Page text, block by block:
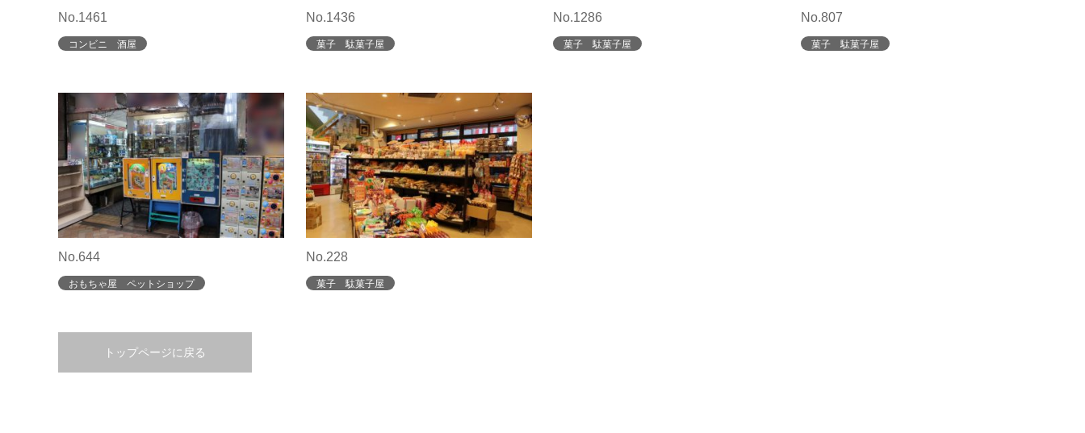
No.1461
コンビニ 酒屋
No.1436
菓子 駄菓子屋
No.1286
菓子 駄菓子屋
No.807
菓子 駄菓子屋
No.644
おもちゃ屋 ペットショップ
No.228
菓子 駄菓子屋
トップページに戻る